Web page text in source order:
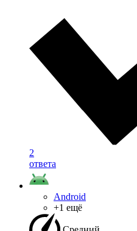
2
ответа
Android
+1 ещё